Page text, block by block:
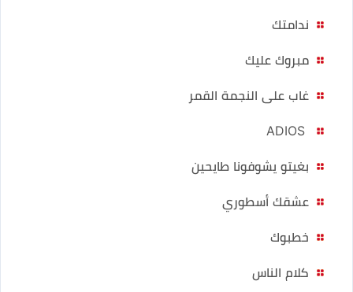
ندامتك
مبروك عليك
غاب على النجمة القمر
بغيتو يشوفونا طايحين
عشقك أسطوري
خطبوك
كلام الناس